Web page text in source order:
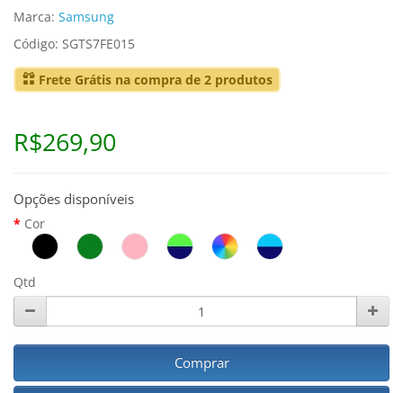
Marca: Samsung
Código: SGTS7FE015
Frete Grátis na compra de 2 produtos
R$269,90
Opções disponíveis
Cor
Qtd
Comprar